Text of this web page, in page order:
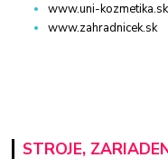
www.uni-kozmetika.sk
www.zahradnicek.sk
STROJE,